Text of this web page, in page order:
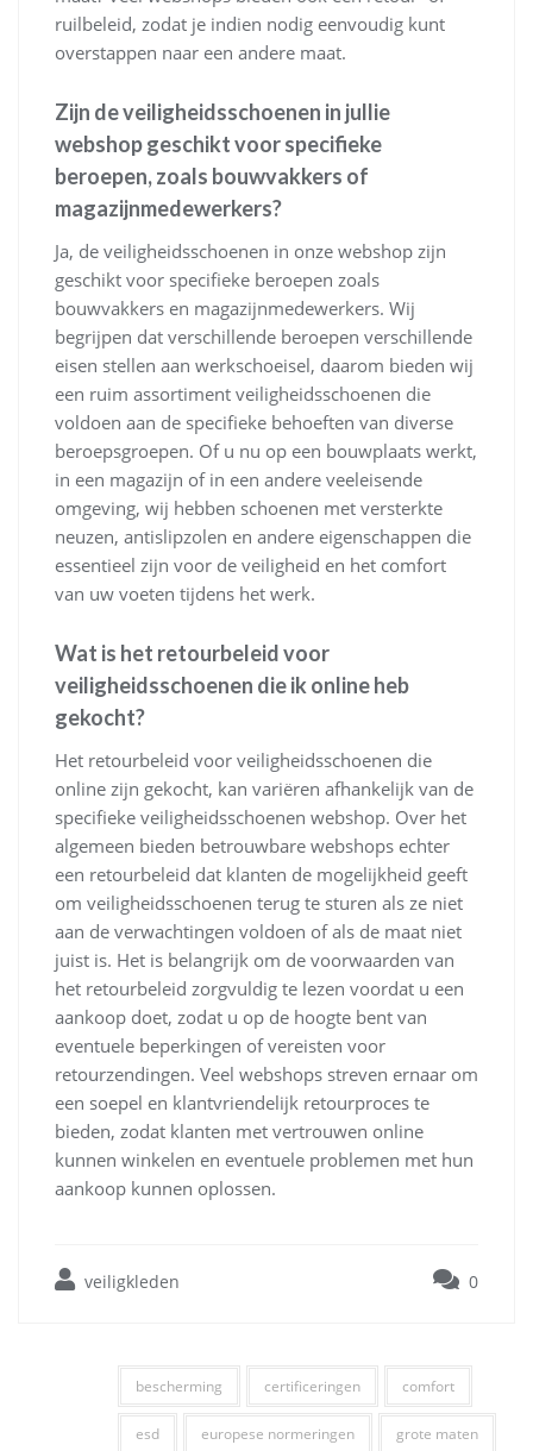
ruilbeleid, zodat je indien nodig eenvoudig kunt
overstappen naar een andere maat.
Zijn de veiligheidsschoenen in jullie
webshop geschikt voor specifieke
beroepen, zoals bouwvakkers of
magazijnmedewerkers?
Ja, de veiligheidsschoenen in onze webshop zijn
geschikt voor specifieke beroepen zoals
bouwvakkers en magazijnmedewerkers. Wij
begrijpen dat verschillende beroepen verschillende
eisen stellen aan werkschoeisel, daarom bieden wij
een ruim assortiment veiligheidsschoenen die
voldoen aan de specifieke behoeften van diverse
beroepsgroepen. Of u nu op een bouwplaats werkt,
in een magazijn of in een andere veeleisende
omgeving, wij hebben schoenen met versterkte
neuzen, antislipzolen en andere eigenschappen die
essentieel zijn voor de veiligheid en het comfort
van uw voeten tijdens het werk.
Wat is het retourbeleid voor
veiligheidsschoenen die ik online heb
gekocht?
Het retourbeleid voor veiligheidsschoenen die
online zijn gekocht, kan variëren afhankelijk van de
specifieke veiligheidsschoenen webshop. Over het
algemeen bieden betrouwbare webshops echter
een retourbeleid dat klanten de mogelijkheid geeft
om veiligheidsschoenen terug te sturen als ze niet
aan de verwachtingen voldoen of als de maat niet
juist is. Het is belangrijk om de voorwaarden van
het retourbeleid zorgvuldig te lezen voordat u een
aankoop doet, zodat u op de hoogte bent van
eventuele beperkingen of vereisten voor
retourzendingen. Veel webshops streven ernaar om
een soepel en klantvriendelijk retourproces te
bieden, zodat klanten met vertrouwen online
kunnen winkelen en eventuele problemen met hun
aankoop kunnen oplossen.
veiligkleden 0
bescherming certificeringen comfort
esd europese normeringen grote maten